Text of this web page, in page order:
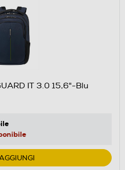
IT 3.0 15,6"-Blu